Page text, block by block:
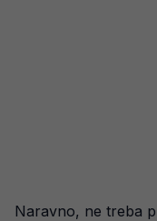
Naravno, ne treba